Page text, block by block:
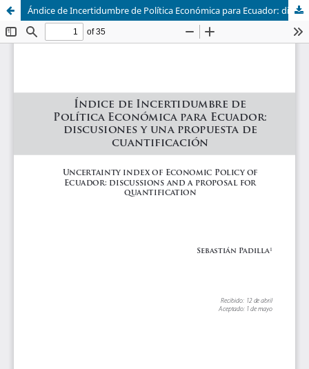
Ándice de Incertidumbre de Política Económica para Ecuador: discusiones y una propuesta de cuantificación